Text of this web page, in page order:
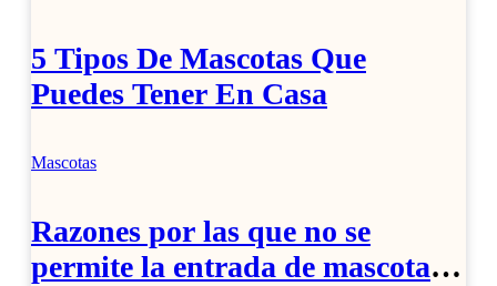
5 Tipos De Mascotas Que
Puedes Tener En Casa
Mascotas
Razones por las que no se
permite la entrada de mascotas